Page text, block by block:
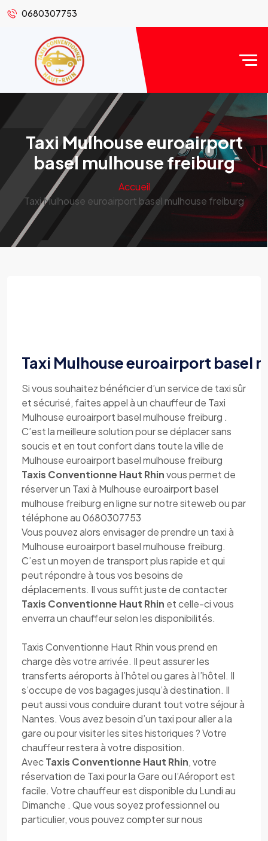
0680307753
Taxi Mulhouse euroairport
basel mulhouse freiburg
Accueil
Taxi Mulhouse euroairport basel mulhouse freiburg
Taxi Mulhouse euroairport basel
Si vous souhaitez bénéficier d’un service de taxi sûr
et sécurisé, faites appel à un chauffeur de Taxi
Mulhouse euroairport basel mulhouse freiburg .
C’est la meilleure solution pour se déplacer sans
soucis et en tout confort dans toute la ville de
Mulhouse euroairport basel mulhouse freiburg
Taxis Conventionne Haut Rhinvous permet de
réserver un Taxi à Mulhouse euroairport basel
mulhouse freiburg en ligne sur notre siteweb ou par
téléphone au 0680307753
Vous pouvez alors envisager de prendre un taxi à
Mulhouse euroairport basel mulhouse freiburg.
C’est un moyen de transport plus rapide et qui
peut répondre à tous vos besoins de
déplacements. Il vous suffit juste de contacter
Taxis Conventionne Haut Rhin et celle-ci vous
enverra un chauffeur selon les disponibilités.
Taxis Conventionne Haut Rhin vous prend en
charge dès votre arrivée. Il peut assurer les
transferts aéroports à l’hôtel ou gares à l’hôtel. Il
s’occupe de vos bagages jusqu’à destination. Il
peut aussi vous conduire durant tout votre séjour à
Nantes. Vous avez besoin d’un taxi pour aller a la
gare ou pour visiter les sites historiques ? Votre
chauffeur restera à votre disposition.
AvecTaxis Conventionne Haut Rhin, votre
réservation de Taxi pour la Gare ou l’Aéroport est
facile. Votre chauffeur est disponible du Lundi au
Dimanche . Que vous soyez professionnel ou
particulier, vous pouvez compter sur nous